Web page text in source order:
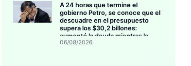
A 24 horas que termine el
gobierno Petro, se conoce que el
descuadre en el presupuesto
supera los $30,2 billones:
aumentó la deuda mientras la
inversión se estanca
06/08/2026